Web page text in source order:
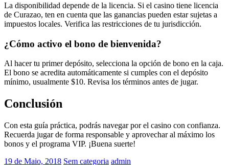
La disponibilidad depende de la licencia. Si el casino tiene licencia
de Curazao, ten en cuenta que las ganancias pueden estar sujetas a
impuestos locales. Verifica las restricciones de tu jurisdicción.
¿Cómo activo el bono de bienvenida?
Al hacer tu primer depósito, selecciona la opción de bono en la caja.
El bono se acredita automáticamente si cumples con el depósito
mínimo, usualmente $10. Revisa los términos antes de jugar.
Conclusión
Con esta guía práctica, podrás navegar por el casino con confianza.
Recuerda jugar de forma responsable y aprovechar al máximo los
bonos y el programa VIP. ¡Buena suerte!
19 de Maio, 2018 Sem categoria admin